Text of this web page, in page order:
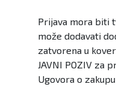
Prijava mora biti
može dodavati
zatvorena u
JAVNI POZIV za
Ugovora o